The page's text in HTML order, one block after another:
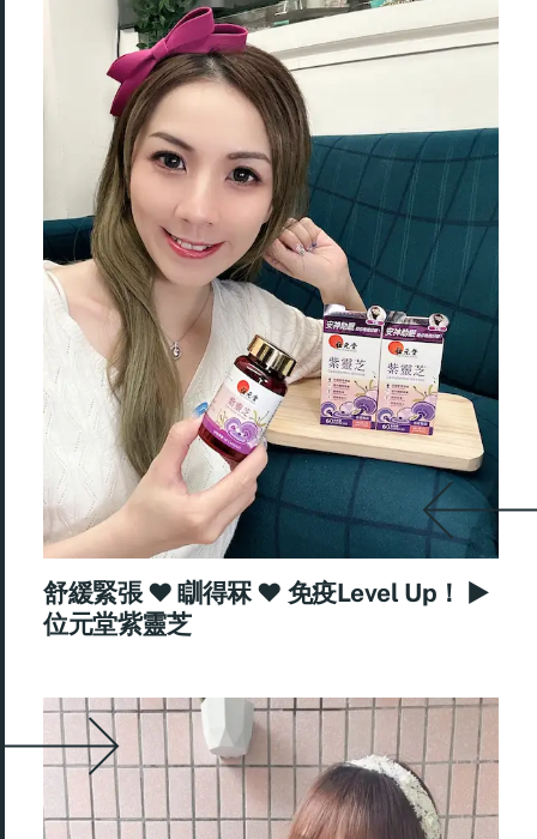
舒緩緊張 ♥ 瞓得冧 ♥ 免疫Level Up！ ►
位元堂紫靈芝